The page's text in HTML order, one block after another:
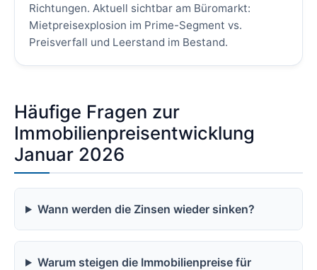
Richtungen. Aktuell sichtbar am Büromarkt:
Mietpreisexplosion im Prime-Segment vs.
Preisverfall und Leerstand im Bestand.
Häufige Fragen zur
Immobilienpreisentwicklung
Januar 2026
Wann werden die Zinsen wieder sinken?
Warum steigen die Immobilienpreise für